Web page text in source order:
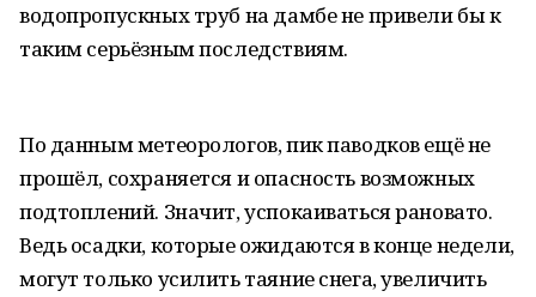
водопропускных труб на дамбе не привели бы к
таким серьёзным последствиям.
По данным метеорологов, пик паводков ещё не
прошёл, сохраняется и опасность возможных
подтоплений. Значит, успокаиваться рановато.
Ведь осадки, которые ожидаются в конце недели,
могут только усилить таяние снега, увеличить